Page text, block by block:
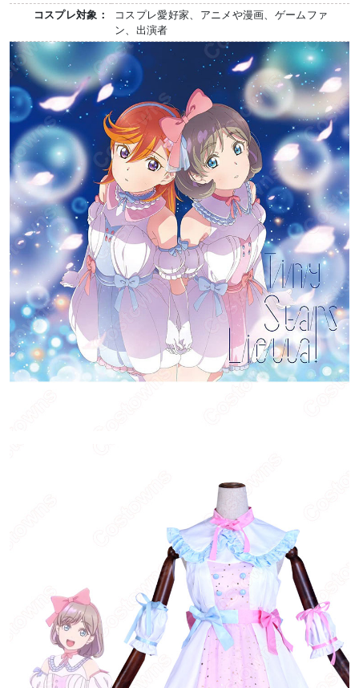
コスプレ対象：
コスプレ愛好家、アニメや漫画、ゲームファ
ン、出演者